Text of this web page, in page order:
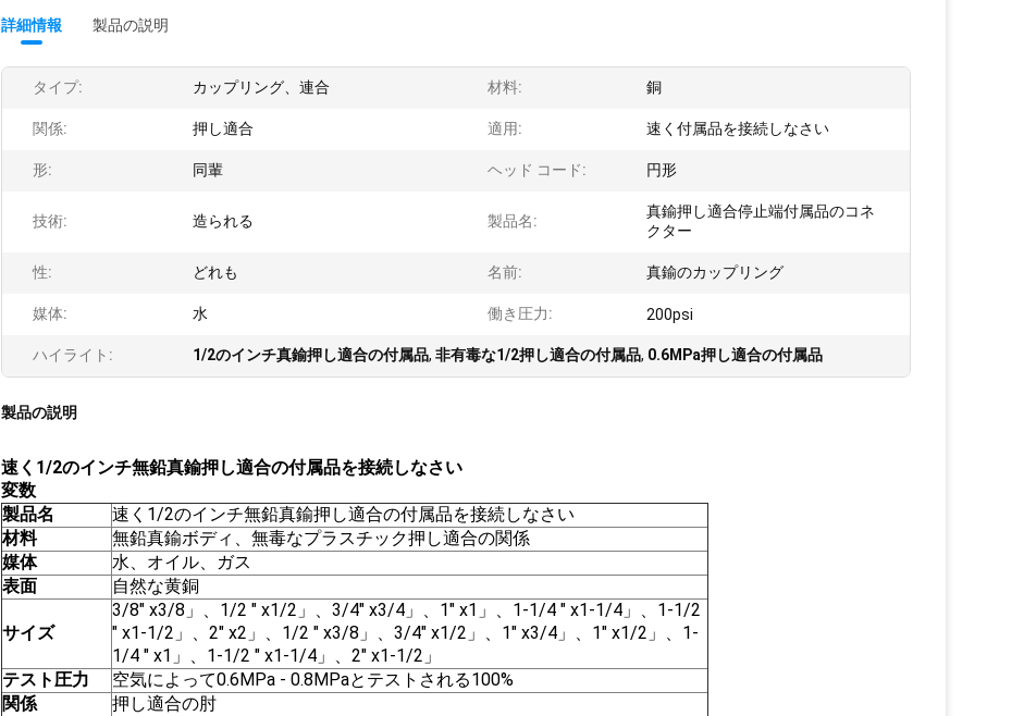
詳細情報 製品の説明
タイプ: カップリング、連合 材料: 銅
関係: 押し適合 適用: 速く付属品を接続しなさい
形: 同輩 ヘッド コード: 円形
技術: 造られる 製品名:
真鍮押し適合停止端付属品のコネ
クター
性: どれも 名前: 真鍮のカップリング
媒体: 水 働き圧力: 200psi
ハイライト: 1/2のインチ真鍮押し適合の付属品, 非有毒な1/2押し適合の付属品, 0.6MPa押し適合の付属品
製品の説明
速く1/2のインチ無鉛真鍮押し適合の付属品を接続しなさい
変数
製品名
速く1/2のインチ無鉛真鍮押し適合の付属品を接続しなさい
材料
無鉛真鍮ボディ、無毒なプラスチック押し適合の関係
媒体
水、オイル、ガス
表面
自然な黄銅
サイズ
3/8" x3/8」、1/2 " x1/2」、3/4" x3/4」、1" x1」、1-1/4 " x1-1/4」、1-1/2
" x1-1/2」、2" x2」、1/2 " x3/8」、3/4" x1/2」、1" x3/4」、1" x1/2」、1-
1/4 " x1」、1-1/2 " x1-1/4」、2" x1-1/2」
テスト圧力
空気によって0.6MPa - 0.8MPaとテストされる100%
関係
押し適合の肘